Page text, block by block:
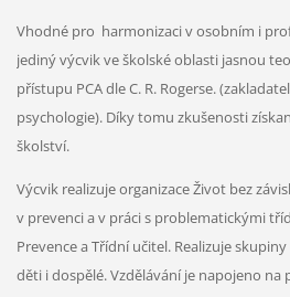
Vhodné pro harmonizaci v osobním i
jediný výcvik ve školské oblasti jasnou
přístupu PCA dle C. R. Rogerse.
psychologie). Díky tomu zkušenosti
školství.
Výcvik realizuje organizace Život bez
v prevenci a v práci s problematickými
Prevence a Třídní učitel. Realizuje
děti i dospělé. Vzdělávání je napojeno na